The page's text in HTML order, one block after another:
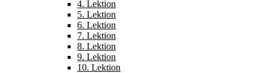
4. Lektion
5. Lektion
6. Lektion
7. Lektion
8. Lektion
9. Lektion
10. Lektion